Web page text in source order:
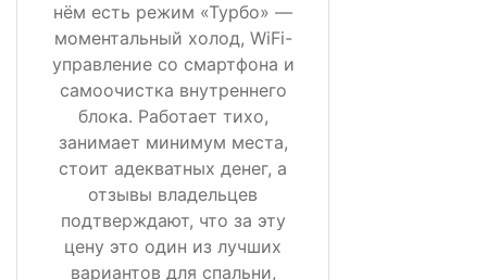
нём есть режим «Турбо» —
моментальный холод, WiFi-
управление со смартфона и
самоочистка внутреннего
блока. Работает тихо,
занимает минимум места,
стоит адекватных денег, а
отзывы владельцев
подтверждают, что за эту
цену это один из лучших
вариантов для спальни,